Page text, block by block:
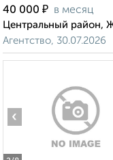
40 000 ₽ в месяц
Центральный район,
Агентство, 30.07.2026
‹